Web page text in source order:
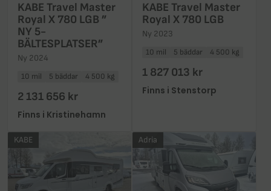
KABE Travel Master
Royal X 780 LGB ”
NY 5-
BÄLTESPLATSER”
Ny 2024
10 mil 5 bäddar 4 500 kg
2 131 656 kr
Finns i Kristinehamn
KABE Travel Master
Royal X 780 LGB
Ny 2023
10 mil 5 bäddar 4 500 kg
1 827 013 kr
Finns i Stenstorp
KABE Adria